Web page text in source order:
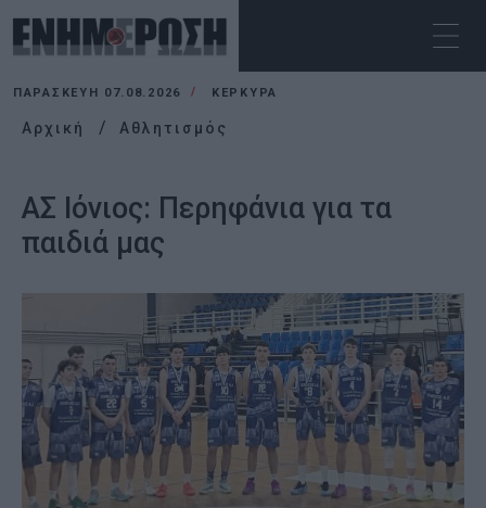
ΠΑΡΑΣΚΕΥΉ 07.08.2026 ΚΕΡΚΥΡΑ
Αρχική Αθλητισμός
ΑΣ Ιόνιος: Περηφάνια για τα
παιδιά μας